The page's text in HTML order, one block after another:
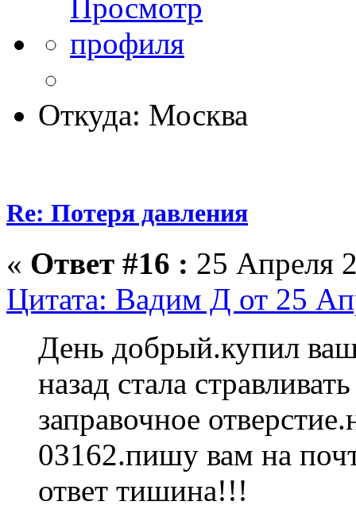
Откуда: Москва
Re: Потеря давления
« Ответ #16 : 25 Апреля
Цитата: Вадим Д от 25
День добрый.купил
назад стала
заправочное
03162.пишу вам на
ответ тишина!!!